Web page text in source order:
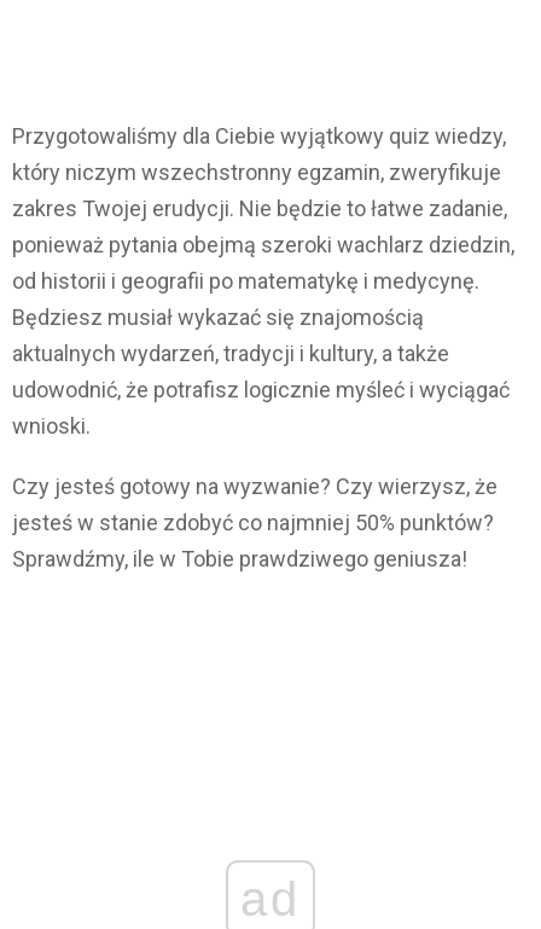
Przygotowaliśmy dla Ciebie wyjątkowy quiz wiedzy,
który niczym wszechstronny egzamin, zweryfikuje
zakres Twojej erudycji. Nie będzie to łatwe zadanie,
ponieważ pytania obejmą szeroki wachlarz dziedzin,
od historii i geografii po matematykę i medycynę.
Będziesz musiał wykazać się znajomością
aktualnych wydarzeń, tradycji i kultury, a także
udowodnić, że potrafisz logicznie myśleć i wyciągać
wnioski.
Czy jesteś gotowy na wyzwanie? Czy wierzysz, że
jesteś w stanie zdobyć co najmniej 50% punktów?
Sprawdźmy, ile w Tobie prawdziwego geniusza!
ad